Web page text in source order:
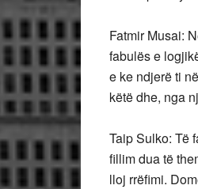
Fatmir Musai:
fabulës e
e ke ndjerë ti
këtë dhe, nga
Taip Sulko: Të
fillim dua të
lloj rrëfimi.